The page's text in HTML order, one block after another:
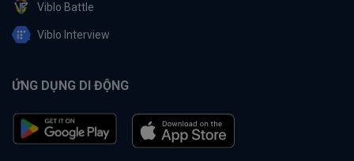
Viblo Battle
Viblo Interview
ỨNG DỤNG DI ĐỘNG